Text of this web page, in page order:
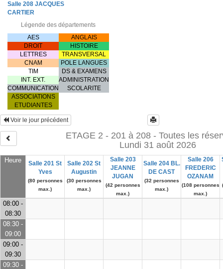
Salle 208 JACQUES
CARTIER
Légende des départements
AES
ANGLAIS
DROIT
HISTOIRE
LETTRES
TRANSVERSAL
CNAM
POLE LANGUES
TIM
DS & EXAMENS
INT. EXT.
ADMINISTRATION
COMMUNICATION
SCOLARITE
ASSOCIATIONS
ETUDIANTES
Heure
Salle 201 St
Yves
(80 personnes
max.)
Salle 202 St
Augustin
(30 personnes
max.)
Salle 203
JEANNE
JUGAN
(42 personnes
max.)
Salle 204 BL.
DE CAST
(32 personnes
max.)
Salle 206
FREDERIC
OZANAM
(108 personnes
max.)
Voir le jour précédent
ETAGE 2 - 201 à 208 - Toutes les
Lundi 31 août 2026
08:00 -
08:30
08:30 -
09:00
09:00 -
09:30
09:30 -